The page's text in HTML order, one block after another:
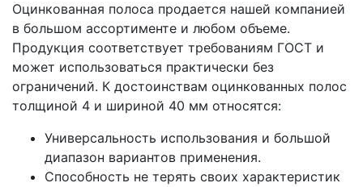
Оцинкованная полоса продается нашей компанией
в большом ассортименте и любом объеме.
Продукция соответствует требованиям ГОСТ и
может использоваться практически без
ограничений. К достоинствам оцинкованных полос
толщиной 4 и шириной 40 мм относятся:
Универсальность использования и большой
диапазон вариантов применения.
Способность не терять своих характеристик